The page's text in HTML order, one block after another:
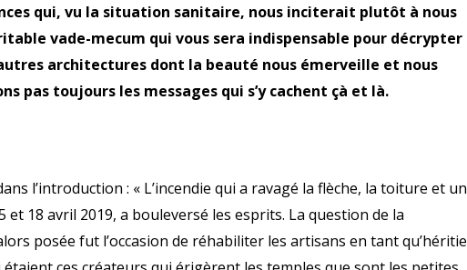
qui, vu la situation sanitaire, nous inciterait plutôt à nous
vade-mecum qui vous sera indispensable pour décrypter
architectures dont la beauté nous émerveille et nous
pas toujours les messages qui s’y cachent çà et là.
l’introduction : « L’incendie qui a ravagé la flèche, la toiture et
18 avril 2019, a bouleversé les esprits. La question de la
posée fut l’occasion de réhabiliter les artisans en tant